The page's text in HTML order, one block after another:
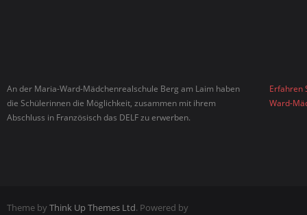
An der Maria-Ward-Mädchenrealschule Berg am Laim haben
die Schülerinnen die Möglichkeit, zusammen mit ihrem
Abschluss in Französisch das DELF zu erwerben.
Erfahren
Ward-
Theme by Think Up Themes Ltd. Powered by